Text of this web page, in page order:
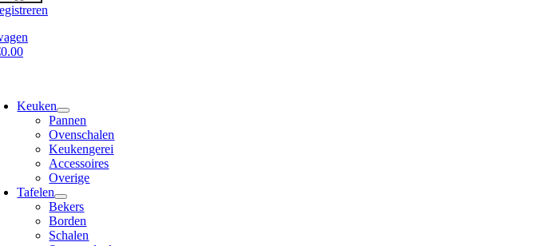
Keuken
Pannen
Ovenschalen
Keukengerei
Accessoires
Overige
Tafelen
Bekers
Borden
Schalen